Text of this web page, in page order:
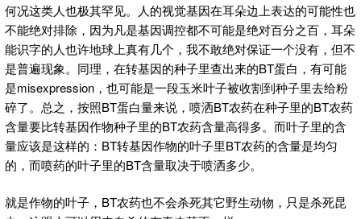
何况这类人也极其罕见。人的视觉基因在耳朵边上表达的可能性也
不能绝对排除，因为凡是基因调控都不可能是绝对百分之百，耳朵
能识字的人也许地球上真有几个，我不敢绝对保证一个没有，但不
是普遍现象。同理，在转基因的种子里查出来的BT蛋白，有可能
是misexpression，也可能是一段玉米叶子被收割到种子里去给粉
碎了。总之，按照BT蛋白量来说，喷洒BT农药在种子里的BT农药
含量要比转基因作物种子里的BT农药含量高得多。而叶子里的含
量应该是这样的：BT转基因作物的叶子里BT农药的含量是均匀
的，而喷药的叶子里的BT含量取决于喷洒多少。
就是作物的叶子，BT农药也不会杀死其它野生动物，只是杀死昆